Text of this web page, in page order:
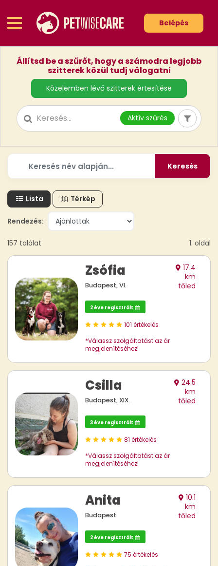
Belépés
Állítsd be a szűrőt, hogy a számodra legjobb
szitterek közül tudj válogatni
Közelemben lévő szitterek értesítése
Aktív szűrés
Keresés
Lista Térkép
Rendezés:
157 találat 1. oldal
Zsófia
Budapest, VI.
17.4
km
tőled
2 éve regisztrált
101 értékelés
*Válassz szolgáltatást az ár
megjelenítéséhez!
Csilla
Budapest, XIX.
24.5
km
tőled
3 éve regisztrált
81 értékelés
*Válassz szolgáltatást az ár
megjelenítéséhez!
Anita
Budapest
10.1
km
tőled
2 éve regisztrált
75 értékelés